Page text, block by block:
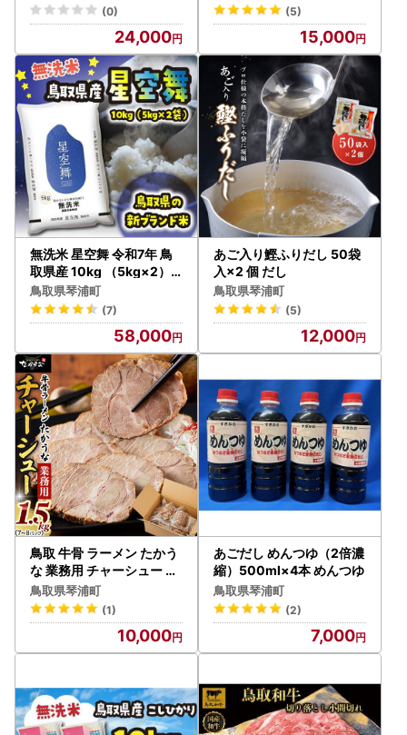
(0)
24,000
(5)
15,000
無洗米 星空舞 令和7年 鳥
取県産 10kg （5kg×2）
米
鳥取県琴浦町
(7)
58,000
あご入り鰹ふりだし 50袋
入×2 個 だし
鳥取県琴浦町
(5)
12,000
鳥取 牛骨 ラーメン たかう
な 業務用 チャーシュー 焼
豚 レンチン 1.5kg（7～8
パック）|チャーシュー
鳥取県琴浦町
(1)
10,000
あごだし めんつゆ（2倍濃
縮）500ml×4本 めんつゆ
鳥取県琴浦町
(2)
7,000